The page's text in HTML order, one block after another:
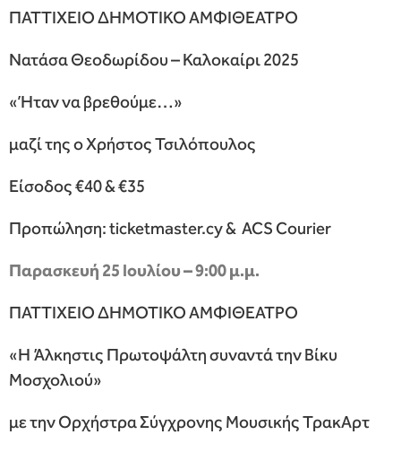
ΠΑΤΤΙΧΕΙΟ ΔΗΜΟΤΙΚΟ ΑΜΦΙΘΕΑΤΡΟ
Νατάσα Θεοδωρίδου – Καλοκαίρι 2025
«Ήταν να βρεθούμε…»
μαζί της ο Χρήστος Τσιλόπουλος
Είσοδος €40 & €35
Προπώληση: ticketmaster.cy & ACS Courier
Παρασκευή 25 Ιουλίου – 9:00 μ.μ.
ΠΑΤΤΙΧΕΙΟ ΔΗΜΟΤΙΚΟ ΑΜΦΙΘΕΑΤΡΟ
«Η Άλκηστις Πρωτοψάλτη συναντά την Βίκυ
Μοσχολιού»
με την Ορχήστρα Σύγχρονης Μουσικής ΤρακΑρτ